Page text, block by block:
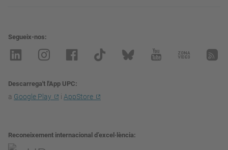
Segueix-nos
Descarrega't l'App UPC
a Google Play i AppStore
Reconeixement internacional d’excel·lència